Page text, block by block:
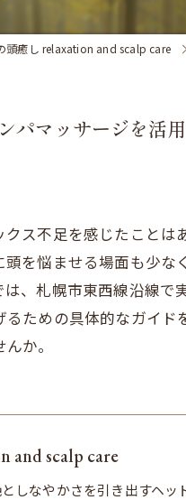
頭癒し relaxation and scalp care
パマッサージを活
ス不足を感じたこと
を悩ませる場面も少
、札幌市東西線沿線
ための具体的なガイ
か。
scalp care
しなやかさを引き出すヘ